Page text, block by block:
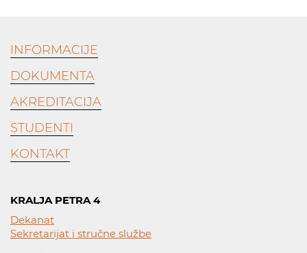
INFORMACIJE
DOKUMENTA
AKREDITACIJA
STUDENTI
KONTAKT
KRALJA PETRA 4
Dekanat
Sekretarijat i stručne službe